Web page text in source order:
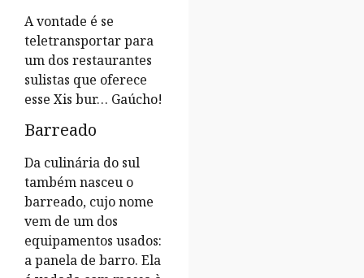
A vontade é se
teletransportar para
um dos restaurantes
sulistas que oferece
esse Xis bur… Gaúcho!
Barreado
Da culinária do sul
também nasceu o
barreado, cujo nome
vem de um dos
equipamentos usados:
a panela de barro. Ela